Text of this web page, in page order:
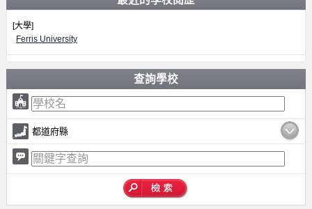
[大學]
Ferris University
查詢學校
都道府縣